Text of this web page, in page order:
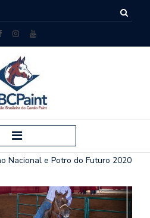
Nacional e Potro do Futuro 2020